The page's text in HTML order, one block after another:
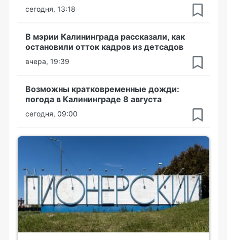
сегодня, 13:18
В мэрии Калининграда рассказали, как
остановили отток кадров из детсадов
вчера, 19:39
Возможны кратковременные дожди:
погода в Калининграде 8 августа
сегодня, 09:00